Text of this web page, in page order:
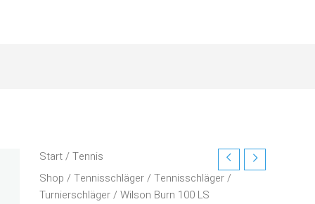
Start/Tennis
Shop /Tennisschläger/Tennisschläger /
Turnierschläger/ Wilson Burn 100 LS